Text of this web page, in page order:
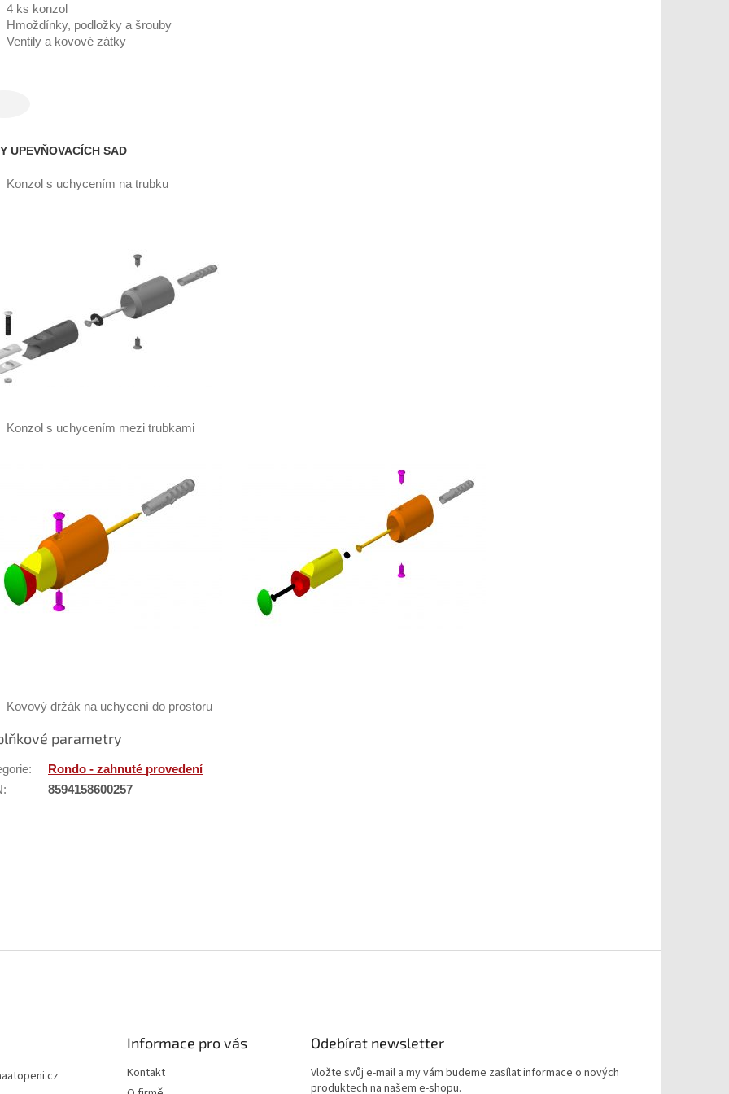
4 ks konzol
Hmoždínky, podložky a šrouby
Ventily a kovové zátky
UPEVŇOVACÍCH SAD
Konzol s uchycením na trubku
Konzol s uchycením mezi trubkami
Kovový držák na uchycení do prostoru
parametry
:
Rondo - zahnuté provedení
: 8594158600257
Informace pro vás
Kontakt
Odebírat newsletter
Vložte svůj e-mail a my vám budeme zasílat informace o nových
produktech na našem e-shopu.